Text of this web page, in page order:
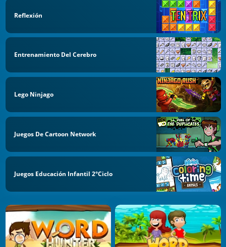
Reflexión
Entrenamiento Del Cerebro
Lego Ninjago
Juegos De Cartoon Network
Juegos Educación Infantil 2°Ciclo